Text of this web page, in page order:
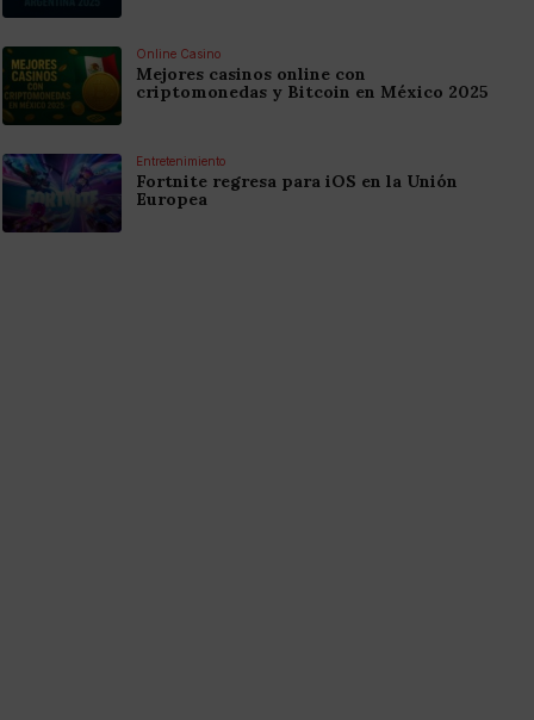
Online Casino
Mejores casinos online con
criptomonedas y Bitcoin en México 2025
Entretenimiento
Fortnite regresa para iOS en la Unión
Europea